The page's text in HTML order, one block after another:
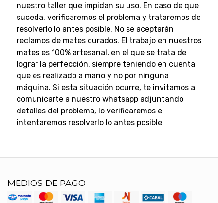
nuestro taller que impidan su uso. En caso de que
suceda, verificaremos el problema y trataremos de
resolverlo lo antes posible. No se aceptarán
reclamos de mates curados. El trabajo en nuestros
mates es 100% artesanal, en el que se trata de
lograr la perfección, siempre teniendo en cuenta
que es realizado a mano y no por ninguna
máquina. Si esta situación ocurre, te invitamos a
comunicarte a nuestro whatsapp adjuntando
detalles del problema, lo verificaremos e
intentaremos resolverlo lo antes posible.
MEDIOS DE PAGO